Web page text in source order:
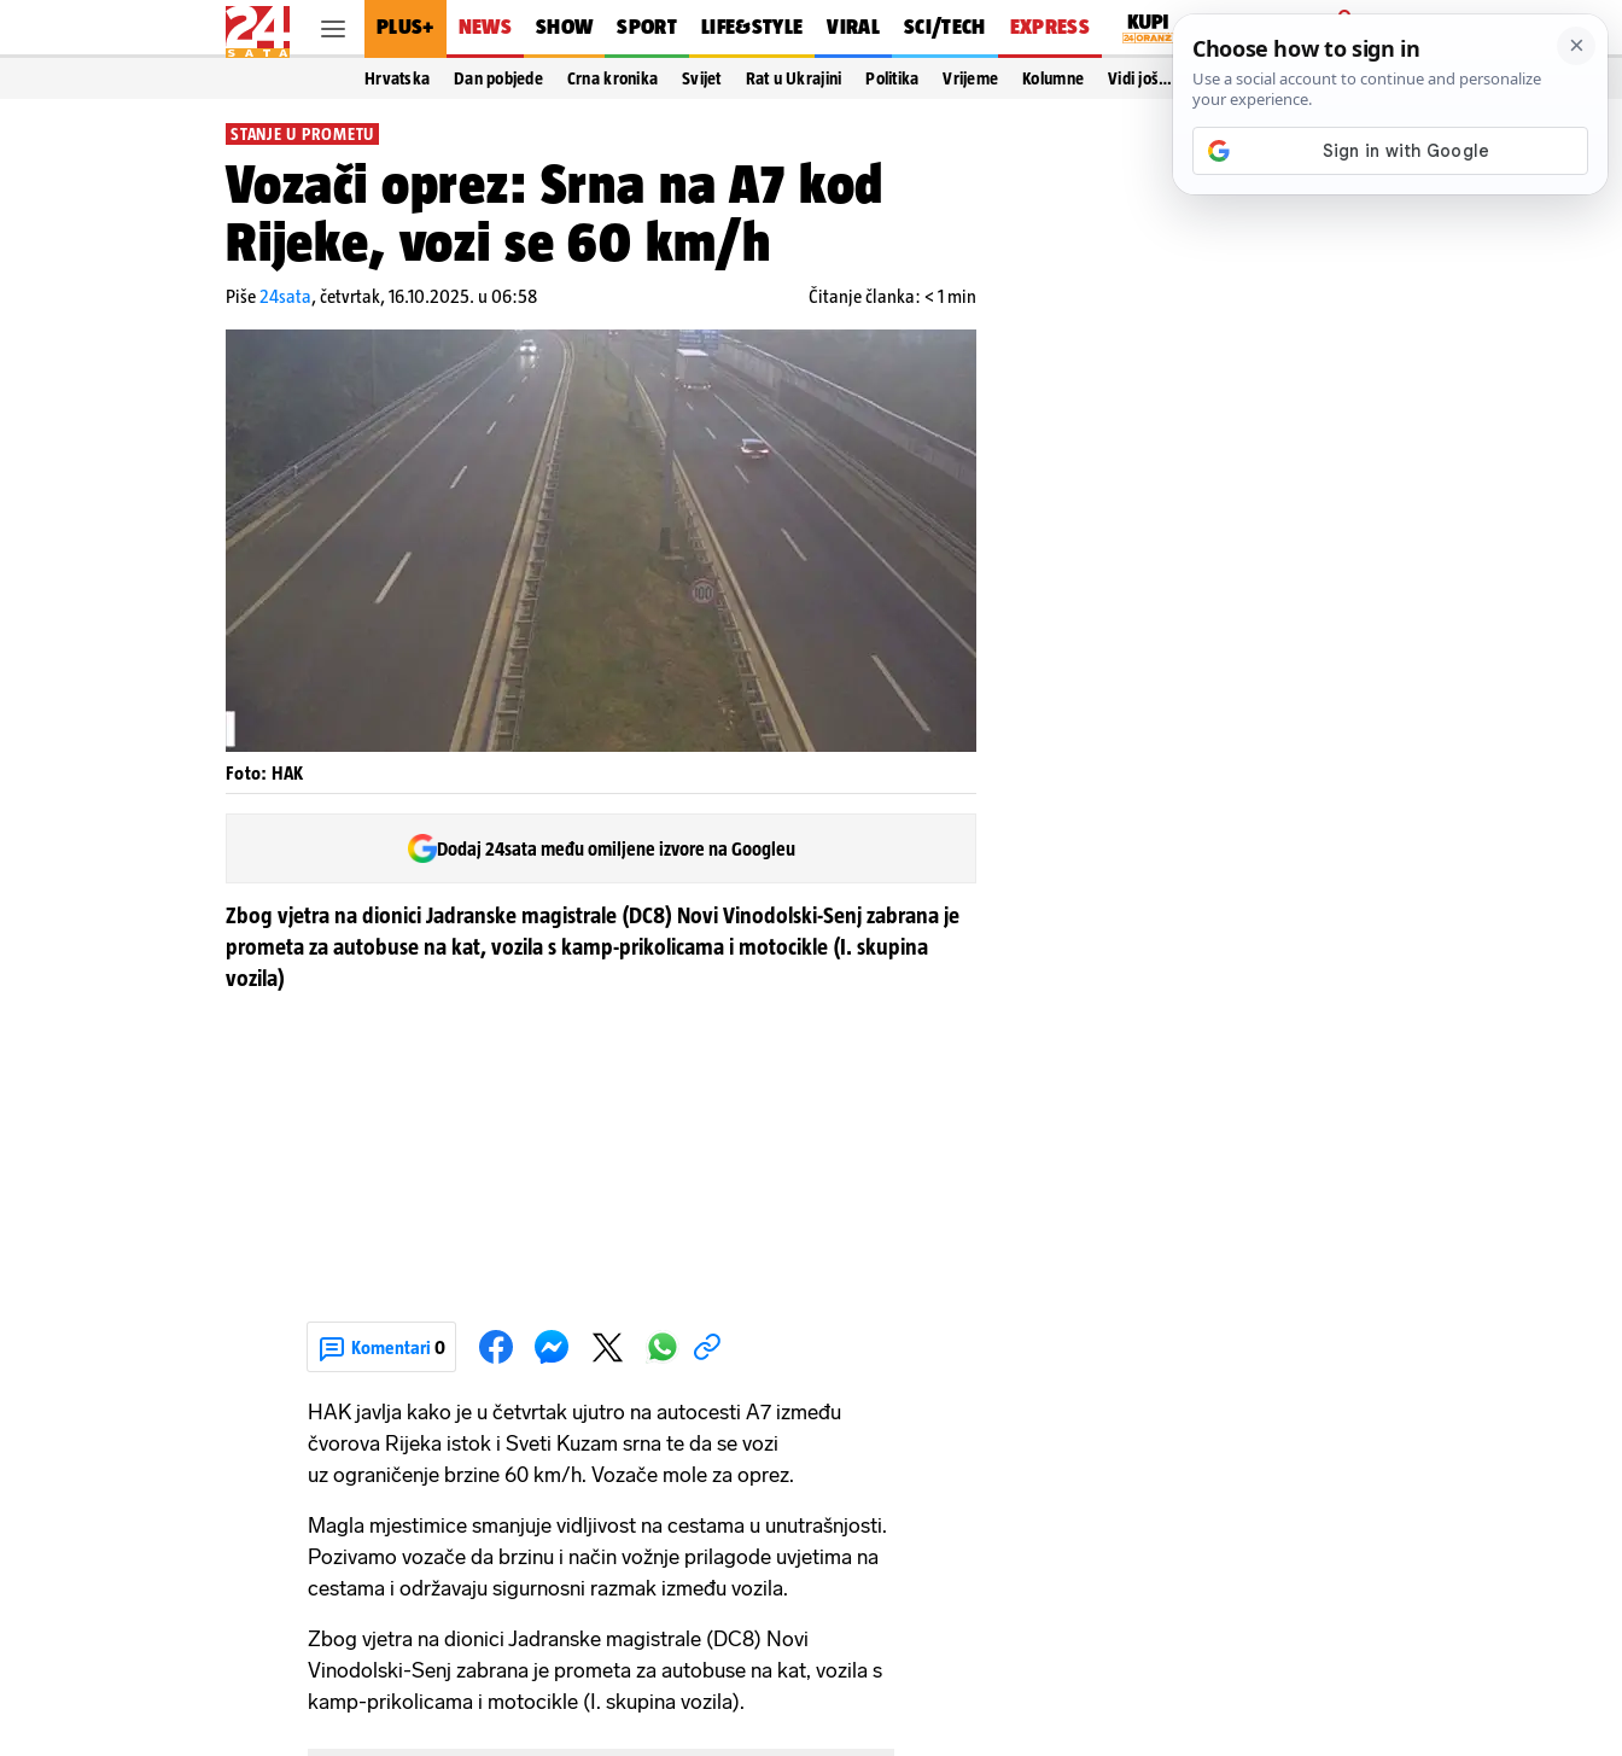
PLUS+ NEWS SHOW SPORT LIFE&STYLE VIRAL SCI/TECH EXPRESS
PRIJAVA
Hrvatska Dan pobjede Crna kronika Svijet Rat u Ukrajini Politika Vrijeme Kolumne Vidi još…
STANJE U PROMETU
Vozači oprez: Srna na A7 kod
Rijeke, vozi se 60 km/h
Piše24sata,četvrtak, 16.10.2025. u 06:58 Čitanje članka: < 1 min
Foto: HAK
Dodaj 24sata među omiljene izvore na Googleu
Zbog vjetra na dionici Jadranske magistrale (DC8) Novi Vinodolski-Senj zabrana je
prometa za autobuse na kat, vozila s kamp-prikolicama i motocikle (I. skupina
vozila)
Komentari 0
HAK javlja kako je u četvrtak ujutro na autocesti A7 između
čvorova Rijeka istok i Sveti Kuzam srna te da se vozi
uz ograničenje brzine 60 km/h. Vozače mole za oprez.
Magla mjestimice smanjuje vidljivost na cestama u unutrašnjosti.
Pozivamo vozače da brzinu i način vožnje prilagode uvjetima na
cestama i održavaju sigurnosni razmak između vozila.
Zbog vjetra na dionici Jadranske magistrale (DC8) Novi
Vinodolski-Senj zabrana je prometa za autobuse na kat, vozila s
kamp-prikolicama i motocikle (I. skupina vozila).